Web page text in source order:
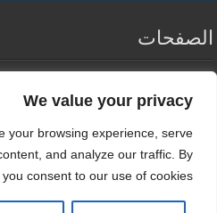
We value your privacy
your browsing experience, serve
and analyze our traffic. By
consent to our use of cookies.
الصفحات
سياسة الخصوصية
اتصل بنا